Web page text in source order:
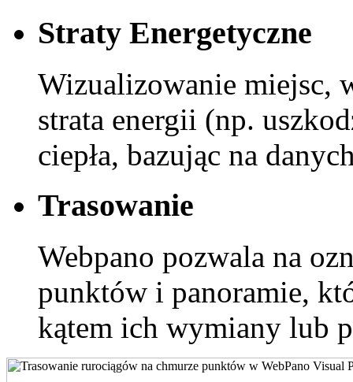
Straty Energetyczne
Wizualizowanie miejsc,
strata energii (np.
ciepła, bazując na
Trasowanie
Webpano pozwala na
punktów i panoramie,
kątem ich wymiany lub